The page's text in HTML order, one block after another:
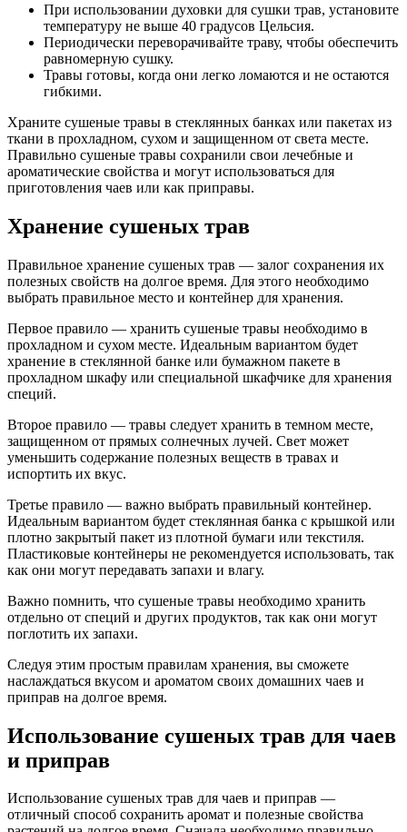
При использовании духовки для сушки трав, установите
температуру не выше 40 градусов Цельсия.
Периодически переворачивайте траву, чтобы обеспечить
равномерную сушку.
Травы готовы, когда они легко ломаются и не остаются
гибкими.
Храните сушеные травы в стеклянных банках или пакетах из
ткани в прохладном, сухом и защищенном от света месте.
Правильно сушеные травы сохранили свои лечебные и
ароматические свойства и могут использоваться для
приготовления чаев или как приправы.
Хранение сушеных трав
Правильное хранение сушеных трав — залог сохранения их
полезных свойств на долгое время. Для этого необходимо
выбрать правильное место и контейнер для хранения.
Первое правило — хранить сушеные травы необходимо в
прохладном и сухом месте. Идеальным вариантом будет
хранение в стеклянной банке или бумажном пакете в
прохладном шкафу или специальной шкафчике для хранения
специй.
Второе правило — травы следует хранить в темном месте,
защищенном от прямых солнечных лучей. Свет может
уменьшить содержание полезных веществ в травах и
испортить их вкус.
Третье правило — важно выбрать правильный контейнер.
Идеальным вариантом будет стеклянная банка с крышкой или
плотно закрытый пакет из плотной бумаги или текстиля.
Пластиковые контейнеры не рекомендуется использовать, так
как они могут передавать запахи и влагу.
Важно помнить, что сушеные травы необходимо хранить
отдельно от специй и других продуктов, так как они могут
поглотить их запахи.
Следуя этим простым правилам хранения, вы сможете
наслаждаться вкусом и ароматом своих домашних чаев и
приправ на долгое время.
Использование сушеных трав для чаев
и приправ
Использование сушеных трав для чаев и приправ —
отличный способ сохранить аромат и полезные свойства